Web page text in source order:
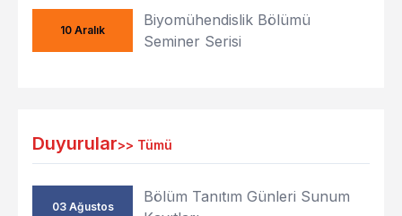
10 Aralık
Biyomühendislik Bölümü
Seminer Serisi
Duyurular>> Tümü
03 Ağustos
Bölüm Tanıtım Günleri Sunum